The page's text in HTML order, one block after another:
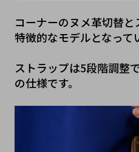
コーナーのヌメ革切替
特徴的なモデルとなって
ストラップは5段階調整
の仕様です。